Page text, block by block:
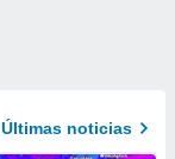
Últimas noticias